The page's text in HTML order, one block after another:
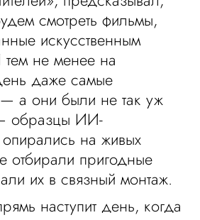
смотреть фильмы,
искусственным
тем не менее на
даже самые
а они были не так уж
образцы ИИ-
на живых
отбирали пригодные
их в связный монтаж.
наступит день, когда